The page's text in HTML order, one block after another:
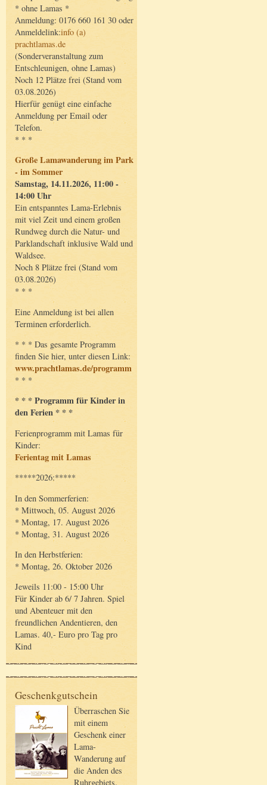
* ohne Lamas *
Anmeldung: 0176 660 161 30 oder
Anmeldelink:info (a)
prachtlamas.de
(Sonderveranstaltung zum
Entschleunigen, ohne Lamas)
Noch 12 Plätze frei (Stand vom
03.08.2026)
Hierfür genügt eine einfache
Anmeldung per Email oder
Telefon.
* * *
Große Lamawanderung im Park
- im Sommer
Samstag, 14.11.2026, 11:00 -
14:00 Uhr
Ein entspanntes Lama-Erlebnis
mit viel Zeit und einem großen
Rundweg durch die Natur- und
Parklandschaft inklusive Wald und
Waldsee.
Noch 8 Plätze frei (Stand vom
03.08.2026)
* * *
Eine Anmeldung ist bei allen
Terminen erforderlich.
* * * Das gesamte Programm
finden Sie hier, unter diesen Link:
www.prachtlamas.de/programm
* * *
* * * Programm für Kinder in
den Ferien * * *
Ferienprogramm mit Lamas für
Kinder:
Ferientag mit Lamas
*****2026:*****
In den Sommerferien:
* Mittwoch, 05. August 2026
* Montag, 17. August 2026
* Montag, 31. August 2026
In den Herbstferien:
* Montag, 26. Oktober 2026
Jeweils 11:00 - 15:00 Uhr
Für Kinder ab 6/ 7 Jahren. Spiel
und Abenteuer mit den
freundlichen Andentieren, den
Lamas. 40,- Euro pro Tag pro
Kind
Geschenkgutschein
Überraschen Sie
mit einem
Geschenk einer
Lama-
Wanderung auf
die Anden des
Ruhrgebiets.